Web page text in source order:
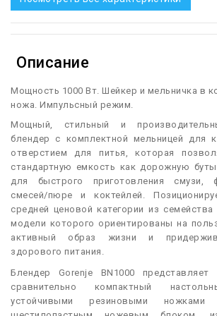
Описание
Мощность 1000 Вт. Шейкер и мельничка в
ножа. Импульсный режим.
М ощный, стильный и
блендер с комплектной мельницей
отверстием для питья, которая
стандартную емкость как дорожную
для быстрого приготовления смузи,
смесей/пюре и коктейлей.
средней ценовой категории из семейства
модели которого ориентированы на
активный образ жизни и
здорового питания.
Блендер Gorenje BN1000
сравнительно компактный
устойчивыми резиновыми